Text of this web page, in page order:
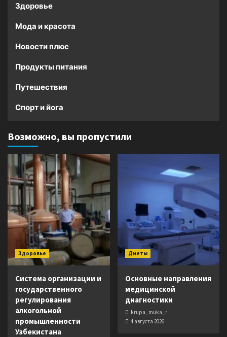
Здоровье
Мода и красота
Новости плюс
Продукты питания
Путешествия
Спорт и йога
Возможно, вы пропустили
Здоровье
Система организации и
государственного
регулирования
алкогольной
промышленности
Узбекистана
Диеты
Основные направления
медицинской
диагностики
krupa_muka_r
4 августа 2026